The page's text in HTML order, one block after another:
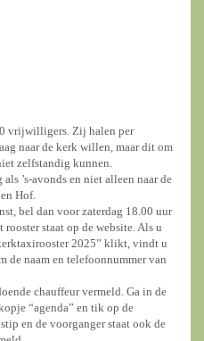
vrijwilligers. Zij halen per
naar de kerk willen, maar dit om
zelfstandig kunnen.
’s-avonds en niet alleen naar de
Hof.
bel dan voor zaterdag 18.00 uur
staat op de website. Als u
2025” klikt, vindt u
de naam en telefoonnummer van
chauffeur vermeld. Ga in de
“agenda” en tik op de
en de voorganger staat ook de